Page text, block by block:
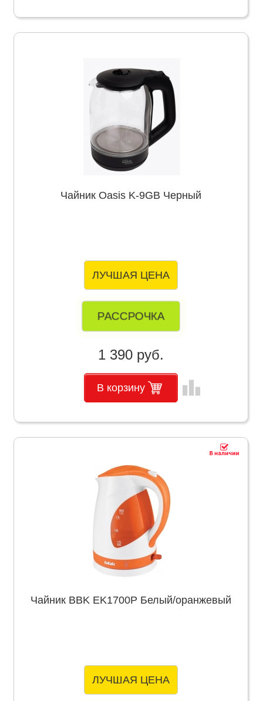
Чайник Oasis K-9GB Черный
ЛУЧШАЯ ЦЕНА
РАССРОЧКА
1 390 руб.
В корзину leaderboard
Чайник BBK EK1700P Белый/оранжевый
ЛУЧШАЯ ЦЕНА